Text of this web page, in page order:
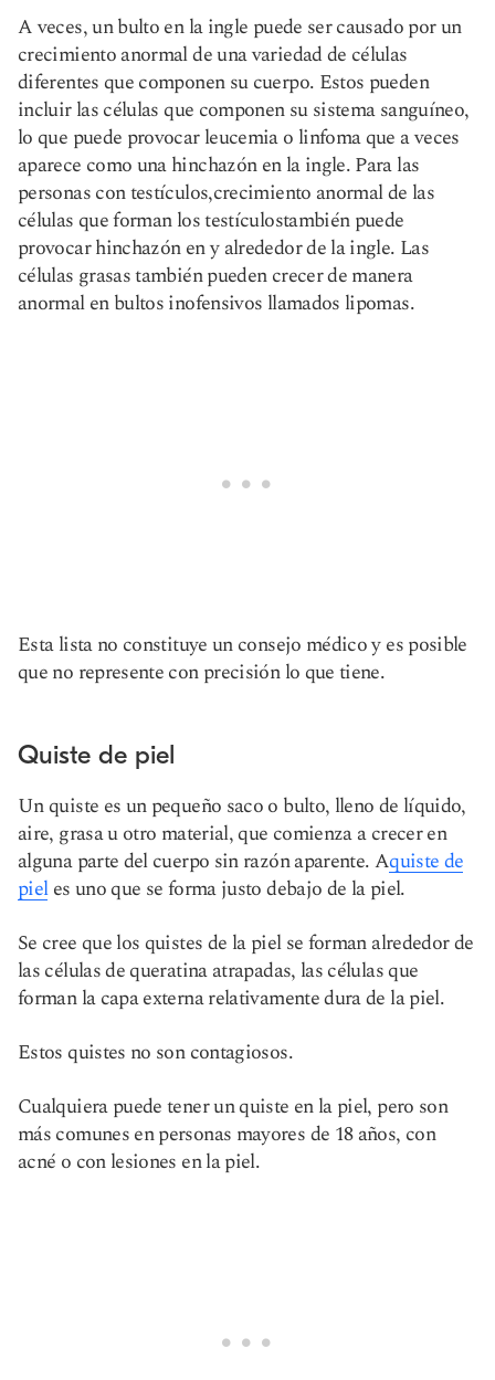
A veces, un bulto en la ingle puede ser causado por un
crecimiento anormal de una variedad de células
diferentes que componen su cuerpo. Estos pueden
incluir las células que componen su sistema sanguíneo,
lo que puede provocar leucemia o linfoma que a veces
aparece como una hinchazón en la ingle. Para las
personas con testículos,crecimiento anormal de las
células que forman los testículostambién puede
provocar hinchazón en y alrededor de la ingle. Las
células grasas también pueden crecer de manera
anormal en bultos inofensivos llamados lipomas.
Esta lista no constituye un consejo médico y es posible
que no represente con precisión lo que tiene.
Quiste de piel
Un quiste es un pequeño saco o bulto, lleno de líquido,
aire, grasa u otro material, que comienza a crecer en
alguna parte del cuerpo sin razón aparente. Aquiste de
pieles uno que se forma justo debajo de la piel.
Se cree que los quistes de la piel se forman alrededor de
las células de queratina atrapadas, las células que
forman la capa externa relativamente dura de la piel.
Estos quistes no son contagiosos.
Cualquiera puede tener un quiste en la piel, pero son
más comunes en personas mayores de 18 años, con
acné o con lesiones en la piel.